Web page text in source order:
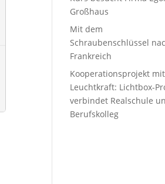
Großhaus
Mit dem
Schraubenschlüssel
Frankreich
Kooperationsprojekt mit
Leuchtkraft: Lichtbox-
verbindet Realschule
Berufskolleg